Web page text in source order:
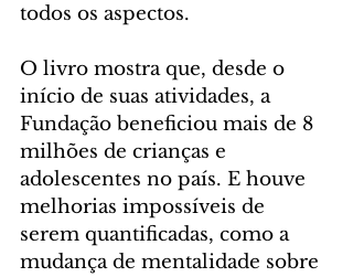
todos os aspectos.
O livro mostra que, desde o
início de suas atividades, a
Fundação beneficiou mais de 8
milhões de crianças e
adolescentes no país. E houve
melhorias impossíveis de
serem quantificadas, como a
mudança de mentalidade sobre